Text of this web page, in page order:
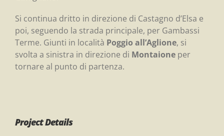
Si continua dritto in direzione di Castagno d’Elsa e
poi, seguendo la strada principale, per Gambassi
Terme. Giunti in località Poggio all’Aglione, si
svolta a sinistra in direzione di Montaione per
tornare al punto di partenza.
Project Details